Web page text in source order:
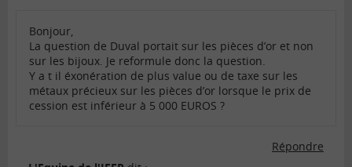
Bonjour,
La question de Duval portait sur les pièces d’or et non
sur les bijoux. Je reformule donc la question.
Y a t il éxonération de plus value ou de taxe sur les
métaux précieux sur les pièces d’or lorsque le prix de
cession est inférieur à 5 000 EUROS ?
Répondre